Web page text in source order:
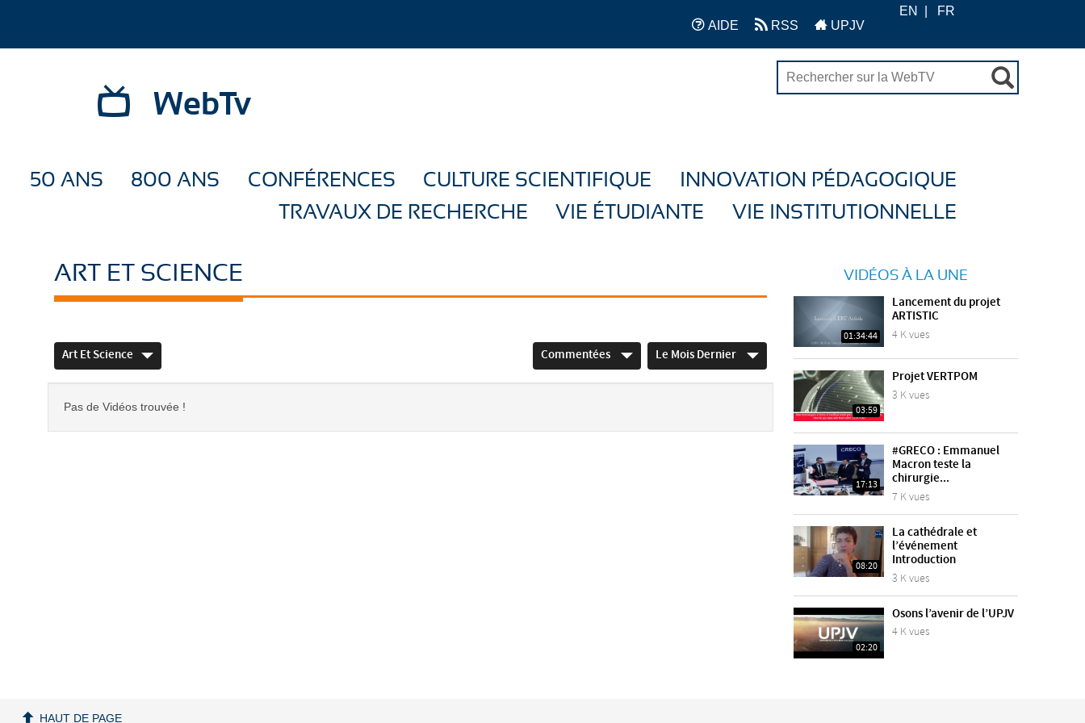
AIDE RSS UPJV
EN FR
WebTv
50 ANS 800 ANS CONFÉRENCES CULTURE SCIENTIFIQUE
INNOVATION PÉDAGOGIQUE
TRAVAUX DE RECHERCHE
VIE ÉTUDIANTE VIE INSTITUTIONNELLE
ART ET SCIENCE
Art Et Science Commentées Le Mois Dernier
Pas de Vidéos trouvée !
VIDÉOS À LA UNE
01:34:44
Lancement du projet
ARTISTIC
4 K vues
03:59
Projet VERTPOM
3 K vues
17:13
#GRECO : Emmanuel
Macron teste la
chirurgie...
7 K vues
08:20
La cathédrale et
l’événement
Introduction
3 K vues
02:20
Osons l’avenir de l’UPJV
4 K vues
HAUT DE PAGE